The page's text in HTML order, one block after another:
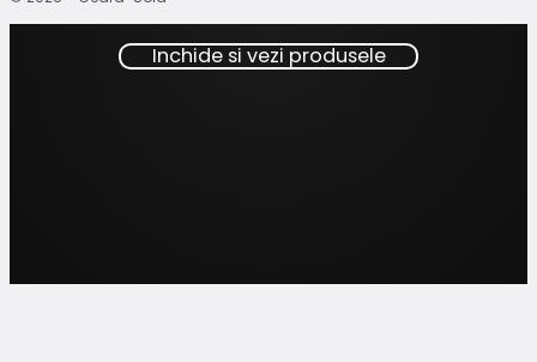
Inchide si vezi produsele